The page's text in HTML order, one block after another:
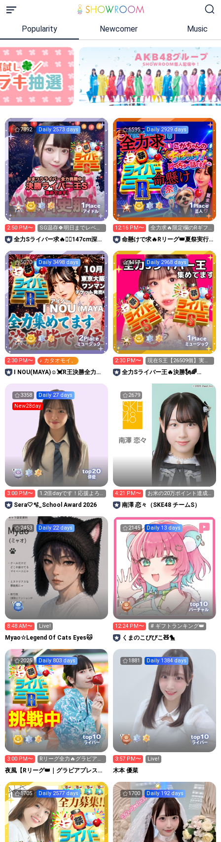
Popularity Newcomer Music
7892 Daily 2573 days
1Place
アイドル
2:50 PM〜
SG温存🍀明日までレベ上
げ15以上😭❤️‍🔥
全力Sライバー求🔥❤️‍🔥147cm深川
6595 Daily 2929 days
1Place
芸人
12:16 PM〜
全力求🔥限定欄のRギフ
ト👑昨日までのイベ応援
感謝✨
命懸けで求🔥Rリーグ👑夏祭実行
5070 Daily 3498 days
2Place
ミュージック
2:30 PM〜 ♪ カタオモイ。
I NOU(MAYA)☺︎︎︎︎💓R王決勝全力挑
4457 Daily 2968 days
1 Place
ミュージック
2:30 PM〜
現在S王【26509個】実際
の獲得数カウント中
全力Sライバー王🔥決勝🗽🌈
3358
Daily 27 days
New28day
top20
俳優
3:00 PM〜
1.2倍dayです！応援よろ
しくお願いします☺️
Sera🤍🫧_School Award 2026
2679
4:21 PM〜
お米の20万ポイント達成
したい
南澤 恋々（SKE48 チームS）
2453 Daily 22 days
8:48 AM〜 Live!
Myao☆Legend Of Cats Eyes🐱
2145 Daily 13 days
top10
バーチャル
12:24 PM〜 # ギフトランキング👑
くまのこぴぴこ🧸🐤
2025 Daily 803 days
top10
ライバー
3:00 PM〜
Rリーグ全力🔥グラビアプ
レス写真集🔥
夜風【Rリーグ👑｜グラビアプレス写
1881 Daily 1384 days
top10
ライバー
3:57 PM〜 Live!
木本 優菜
1705 Daily 2577 days 1700 Daily 192 days